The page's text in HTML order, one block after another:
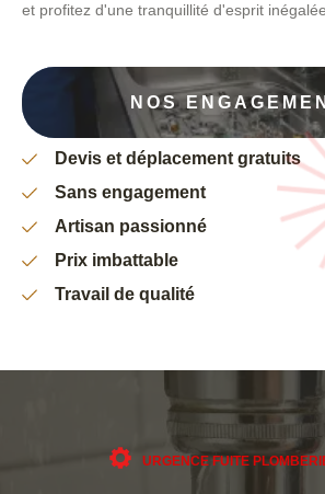
et profitez d'une tranquillité d'esprit
NOS
Devis et déplacement gratuits
Sans engagement
Artisan passionné
Prix imbattable
Travail de qualité
URGENCE FUITE